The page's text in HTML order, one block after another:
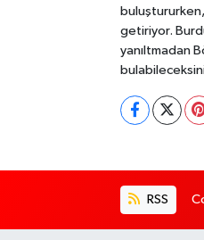
getiriyor.
yanıltmadan
RSS